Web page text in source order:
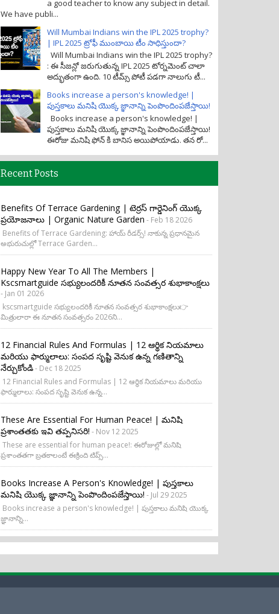
a good teacher to know any subject in detail.
We have publi...
Will Mumbai Indians win the IPL 2025 trophy?
| IPL 2025 ట్రోఫీ ముంబాయి టీం సాధిస్తుందా?
Will Mumbai Indians win the IPL 2025 trophy?
: ఈ సీజన్లో జరుగుతున్న IPL 2025 టోర్నమెంట్ చాలా
అద్భుతంగా ఉంది. 10 టీమ్స్ పోటీ పడగా నాలుగు టీ...
Books increase a person's knowledge! |
పుస్తకాలు మనిషి యొక్క జ్ఞానాన్ని పెంపొందింపజేస్తాయి!
Books increase a person's knowledge! |
పుస్తకాలు మనిషి యొక్క జ్ఞానాన్ని పెంపొందింపజేస్తాయి!
ఈరోజు మనిషి ఫోన్ కి బానిస అయిపోయాడు. తన రో...
Recent Posts
Benefits Of Terrace Gardening | టెర్రస్ గార్డెనింగ్ యొక్క
ప్రయోజనాలు | Organic Nature Garden - Feb 18 2026
Benefits of Terrace Gardening: హాయ్ రీడర్స్! నాకున్న ప్రధానమైన
అభురుచుల్లో Terrace Garden...
Happy New Year To All The Members |
Kscsmartguide సభ్యులందరికీ నూతన సంవత్సర శుభాకాంక్షలు
- Jan 01 2026
kscsmartguide సభ్యులందరికీ నూతన సంవత్సర శుభాకాంక్షలు👉
మిత్రులారా ఈ నూతన సంవత్సరం 2026ని...
12 Financial Rules And Formulas | 12 ఆర్థిక నియమాలు
మరియు ఫార్ములాలు: సంపద సృష్టి వెనుక ఉన్న గణితాన్ని
నేర్చుకోండి- Dec 18 2025
12 Financial Rules and Formulas | 12 ఆర్థిక నియమాలు మరియు
ఫార్ములాలు: సంపద సృష్టి వెనుక ఉన్న...
These Are Essential For Human Peace! | మనిషి
ప్రశాంతతకు ఇవి తప్పనిసరి! - Nov 12 2025
These are essential for human peace!: ఈరోజుల్లో మనిషి
ప్రశాంతతగా బ్రతకాలంటే ఈక్రింది టిప్స్...
Books Increase A Person's Knowledge! | పుస్తకాలు
మనిషి యొక్క జ్ఞానాన్ని పెంపొందింపజేస్తాయి! - Jul 29 2025
Books increase a person's knowledge! | పుస్తకాలు మనిషి యొక్క
జ్ఞానాన్ని...